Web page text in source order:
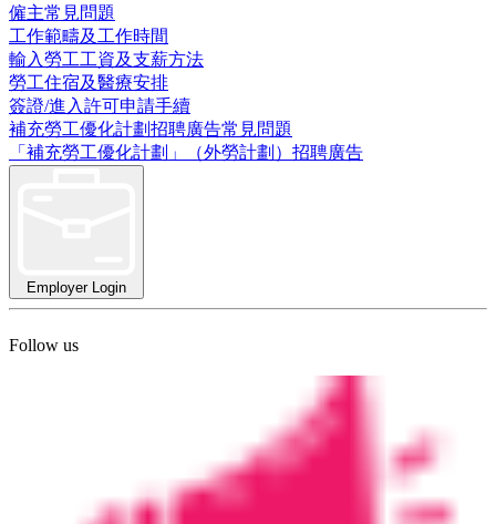
僱主常見問題
工作範疇及工作時間
輸入勞工工資及支薪方法
勞工住宿及醫療安排
簽證/進入許可申請手續
補充勞工優化計劃招聘廣告常見問題
「補充勞工優化計劃」（外勞計劃）招聘廣告
Employer Login
Follow us